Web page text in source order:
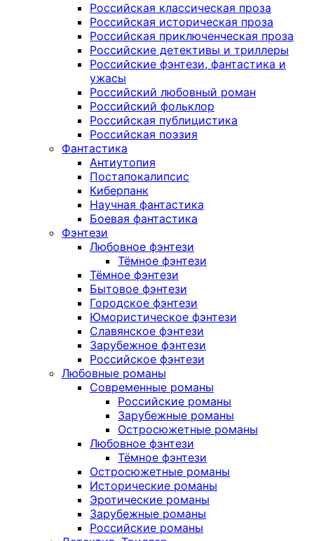
Российская классическая проза
Российская историческая проза
Российская приключенческая проза
Российские детективы и триллеры
Российские фэнтези, фантастика и
ужасы
Российский любовный роман
Российский фольклор
Российская публицистика
Российская поэзия
Фантастика
Антиутопия
Постапокалипсис
Киберпанк
Научная фантастика
Боевая фантастика
Фэнтези
Любовное фэнтези
Тёмное фэнтези
Тёмное фэнтези
Бытовое фэнтези
Городское фэнтези
Юмористическое фэнтези
Славянское фэнтези
Зарубежное фэнтези
Российское фэнтези
Любовные романы
Современные романы
Российские романы
Зарубежные романы
Остросюжетные романы
Любовное фэнтези
Тёмное фэнтези
Остросюжетные романы
Исторические романы
Эротические романы
Зарубежные романы
Российские романы